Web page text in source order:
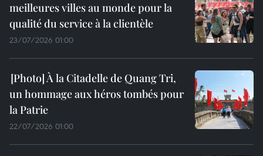
meilleures villes au monde pour la
qualité du service à la clientèle
23/07/2026 01:00
À la Citadelle de Quang Tri,
un hommage aux héros tombés pour
la Patrie
22/07/2026 01:00